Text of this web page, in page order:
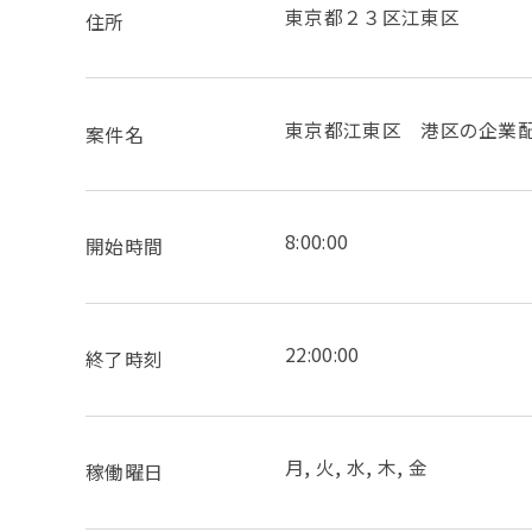
住所 東京都２３区江東区
案件名 東京都江東区 港区の企業
開始時間 8:00:00
終了時刻 22:00:00
稼働曜日 月, 火, 水, 木, 金